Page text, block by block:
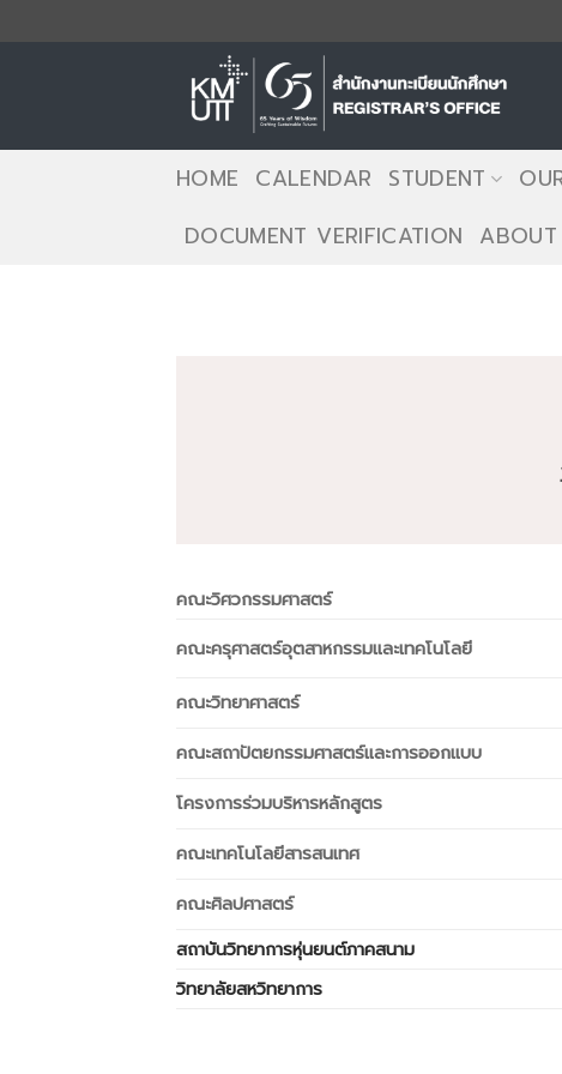
to
HOME CALENDAR STUDENT
DOCUMENT VERIFICATION
ABOUT
คณะวิศวกรรมศาสตร์
คณะครุศาสตร์อุตสาหกรรมและเทคโนโลยี
คณะวิทยาศาสตร์
คณะสถาปัตยกรรมศาสตร์และการออกแบบ
โครงการร่วมบริหารหลักสูตร
คณะเทคโนโลยีสารสนเทศ
คณะศิลปศาสตร์
สถาบันวิทยาการหุ่นยนต์ภาคสนาม
วิทยาลัยสหวิทยาการ